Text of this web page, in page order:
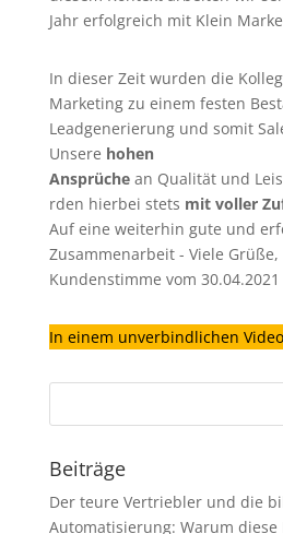
Jahr erfolgreich mit Klein
In dieser Zeit wurden die
Marketing zu einem festen
Leadgenerierungund somit
Unsere hohen
Ansprüchean Qualität und
rden hierbei stets mit voller
Auf eine weiterhin gute und
Zusammenarbeit - Viele Grüße,
Kundenstimme vom 30.04.2021
In einem unverbindlichen
Beiträge
Der teure Vertriebler und die
Automatisierung: Warum diese